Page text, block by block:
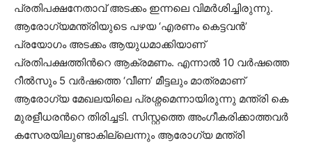
പ്രതിപക്ഷനേതാവ് അടക്കം ഇന്നലെ വിമർശിച്ചിരുന്നു.
ആരോഗ്യമന്ത്രിയുടെ പഴയ ‘എരണം കെട്ടവൻ’
പ്രയോഗം അടക്കം ആയുധമാക്കിയാണ്
പ്രതിപക്ഷത്തിന്‍റെ ആക്രമണം. എന്നാൽ 10 വർഷത്തെ
റീൽസും 5 വർഷത്തെ ‘വീണ’ മീട്ടലും മാത്രമാണ്
ആരോഗ്യ മേഖലയിലെ പ്രശ്നമെന്നായിരുന്നു മന്ത്രി കെ
മുരളീധരന്‍റെ തിരിച്ചടി. സിസ്റ്റത്തെ അംഗീകരിക്കാത്തവർ
കസേരയിലുണ്ടാകില്ലെന്നും ആരോഗ്യ മന്ത്രി